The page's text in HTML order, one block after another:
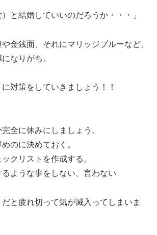
）と結婚していいのだろうか・・・」
金銭面、それにマリッジブルーなど、
なりがち。
対策をしていきましょう！！
全に休みにしましょう。
のに決めておく。
クリストを作成する。
るような事をしない、言わない
と疲れ切って気が滅入ってしまいま